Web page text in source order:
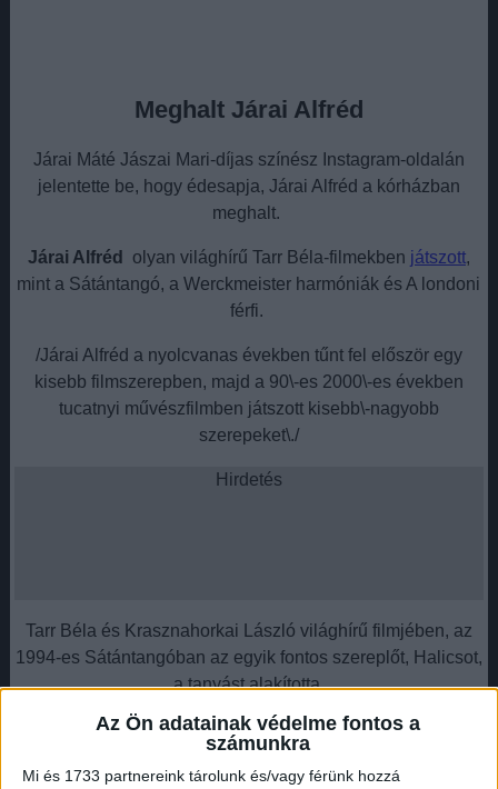
Az Ön adatainak védelme fontos a
számunkra
Mi és 1733 partnereink tárolunk és/vagy férünk hozzá
Meghalt Járai Alfréd
Járai Máté Jászai Mari-díjas színész Instagram-oldalán
jelentette be, hogy édesapja, Járai Alfréd a kórházban
meghalt.
Járai Alfréd olyan világhírű Tarr Béla-filmekben játszott,
mint a Sátántangó, a Werckmeister harmóniák és A londoni
férfi.
/Járai Alfréd a nyolcvanas években tűnt fel először egy
kisebb filmszerepben, majd a 90\-es 2000\-es években
tucatnyi művészfilmben játszott kisebb\-nagyobb
szerepeket\./
Hirdetés
Tarr Béla és Krasznahorkai László világhírű filmjében, az
1994-es Sátántangóban az egyik fontos szereplőt, Halicsot,
a tanyást alakította.
Hirdetés